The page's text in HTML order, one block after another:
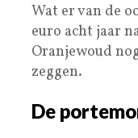
Wat er van de
euro acht jaar
Oranjewoud
zeggen.
De